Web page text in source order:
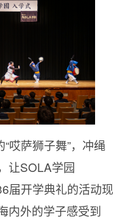
哎萨狮子舞”，冲绳
让SOLA学园
届开学典礼的活动现
内外的学子感受到